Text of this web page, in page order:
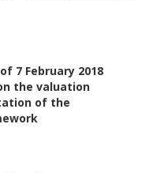
7 February 2018
the valuation
of the